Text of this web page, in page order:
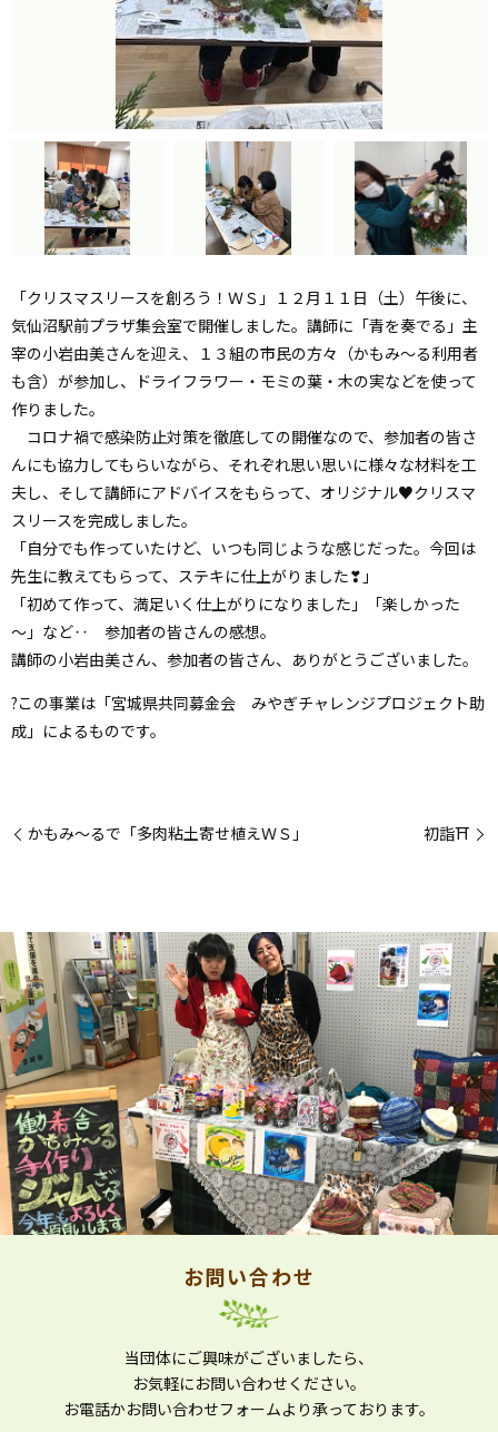
「クリスマスリースを創ろう！ＷＳ」１２月１１日（土）午後に、
気仙沼駅前プラザ集会室で開催しました。講師に「青を奏でる」主
宰の小岩由美さんを迎え、１３組の市民の方々（かもみ～る利用者
も含）が参加し、ドライフラワー・モミの葉・木の実などを使って
作りました。
コロナ禍で感染防止対策を徹底しての開催なので、参加者の皆さ
んにも協力してもらいながら、それぞれ思い思いに様々な材料を工
夫し、そして講師にアドバイスをもらって、オリジナル♥クリスマ
スリースを完成しました。
「自分でも作っていたけど、いつも同じような感じだった。今回は
先生に教えてもらって、ステキに仕上がりました❣」
「初めて作って、満足いく仕上がりになりました」「楽しかった
～」など‥ 参加者の皆さんの感想。
講師の小岩由美さん、参加者の皆さん、ありがとうございました。
?この事業は「宮城県共同募金会 みやぎチャレンジプロジェクト助
成」によるものです。
かもみ～るで「多肉粘土寄せ植えＷＳ」 初詣⛩
お問い合わせ
当団体にご興味がございましたら、
お気軽にお問い合わせください。
お電話かお問い合わせフォームより承っております。